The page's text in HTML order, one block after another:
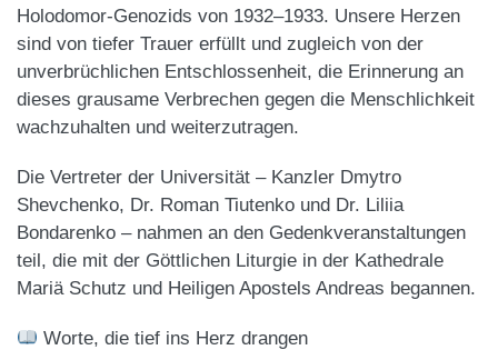
Holodomor-Genozids von 1932–1933. Unsere Herzen
sind von tiefer Trauer erfüllt und zugleich von der
unverbrüchlichen Entschlossenheit, die Erinnerung an
dieses grausame Verbrechen gegen die Menschlichkeit
wachzuhalten und weiterzutragen.
Die Vertreter der Universität – Kanzler Dmytro
Shevchenko, Dr. Roman Tiutenko und Dr. Liliia
Bondarenko – nahmen an den Gedenkveranstaltungen
teil, die mit der Göttlichen Liturgie in der Kathedrale
Mariä Schutz und Heiligen Apostels Andreas begannen.
Worte, die tief ins Herz drangen